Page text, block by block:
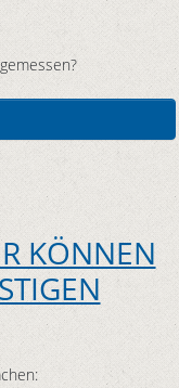
KÖNNEN